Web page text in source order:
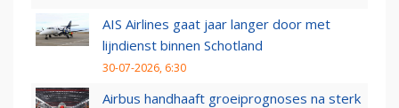
AIS Airlines gaat jaar langer door met
lijndienst binnen Schotland
30-07-2026, 6:30
Airbus handhaaft groeiprognoses na sterk